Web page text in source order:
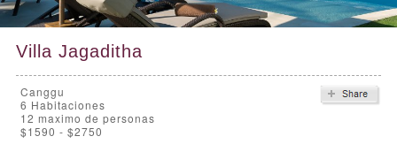
Villa Jagaditha
Canggu
6 Habitaciones
12 maximo de personas
$1590 - $2750